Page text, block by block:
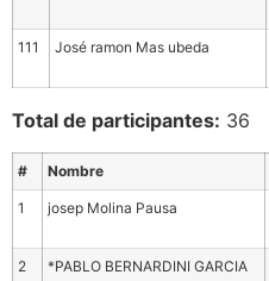
111 José ramon Mas ubeda
Total de participantes: 36
# Nombre
1 josep Molina Pausa
2 *PABLO BERNARDINI GARCIA